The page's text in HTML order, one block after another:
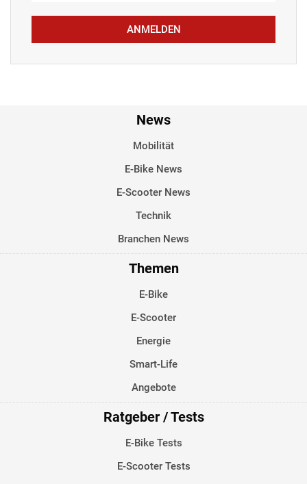
ANMELDEN
News
Mobilität
E-Bike News
E-Scooter News
Technik
Branchen News
Themen
E-Bike
E-Scooter
Energie
Smart-Life
Angebote
Ratgeber / Tests
E-Bike Tests
E-Scooter Tests